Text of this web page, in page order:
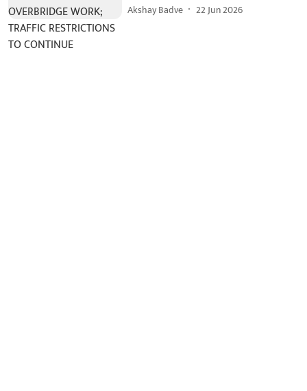
Akshay Badve 22 Jun 2026